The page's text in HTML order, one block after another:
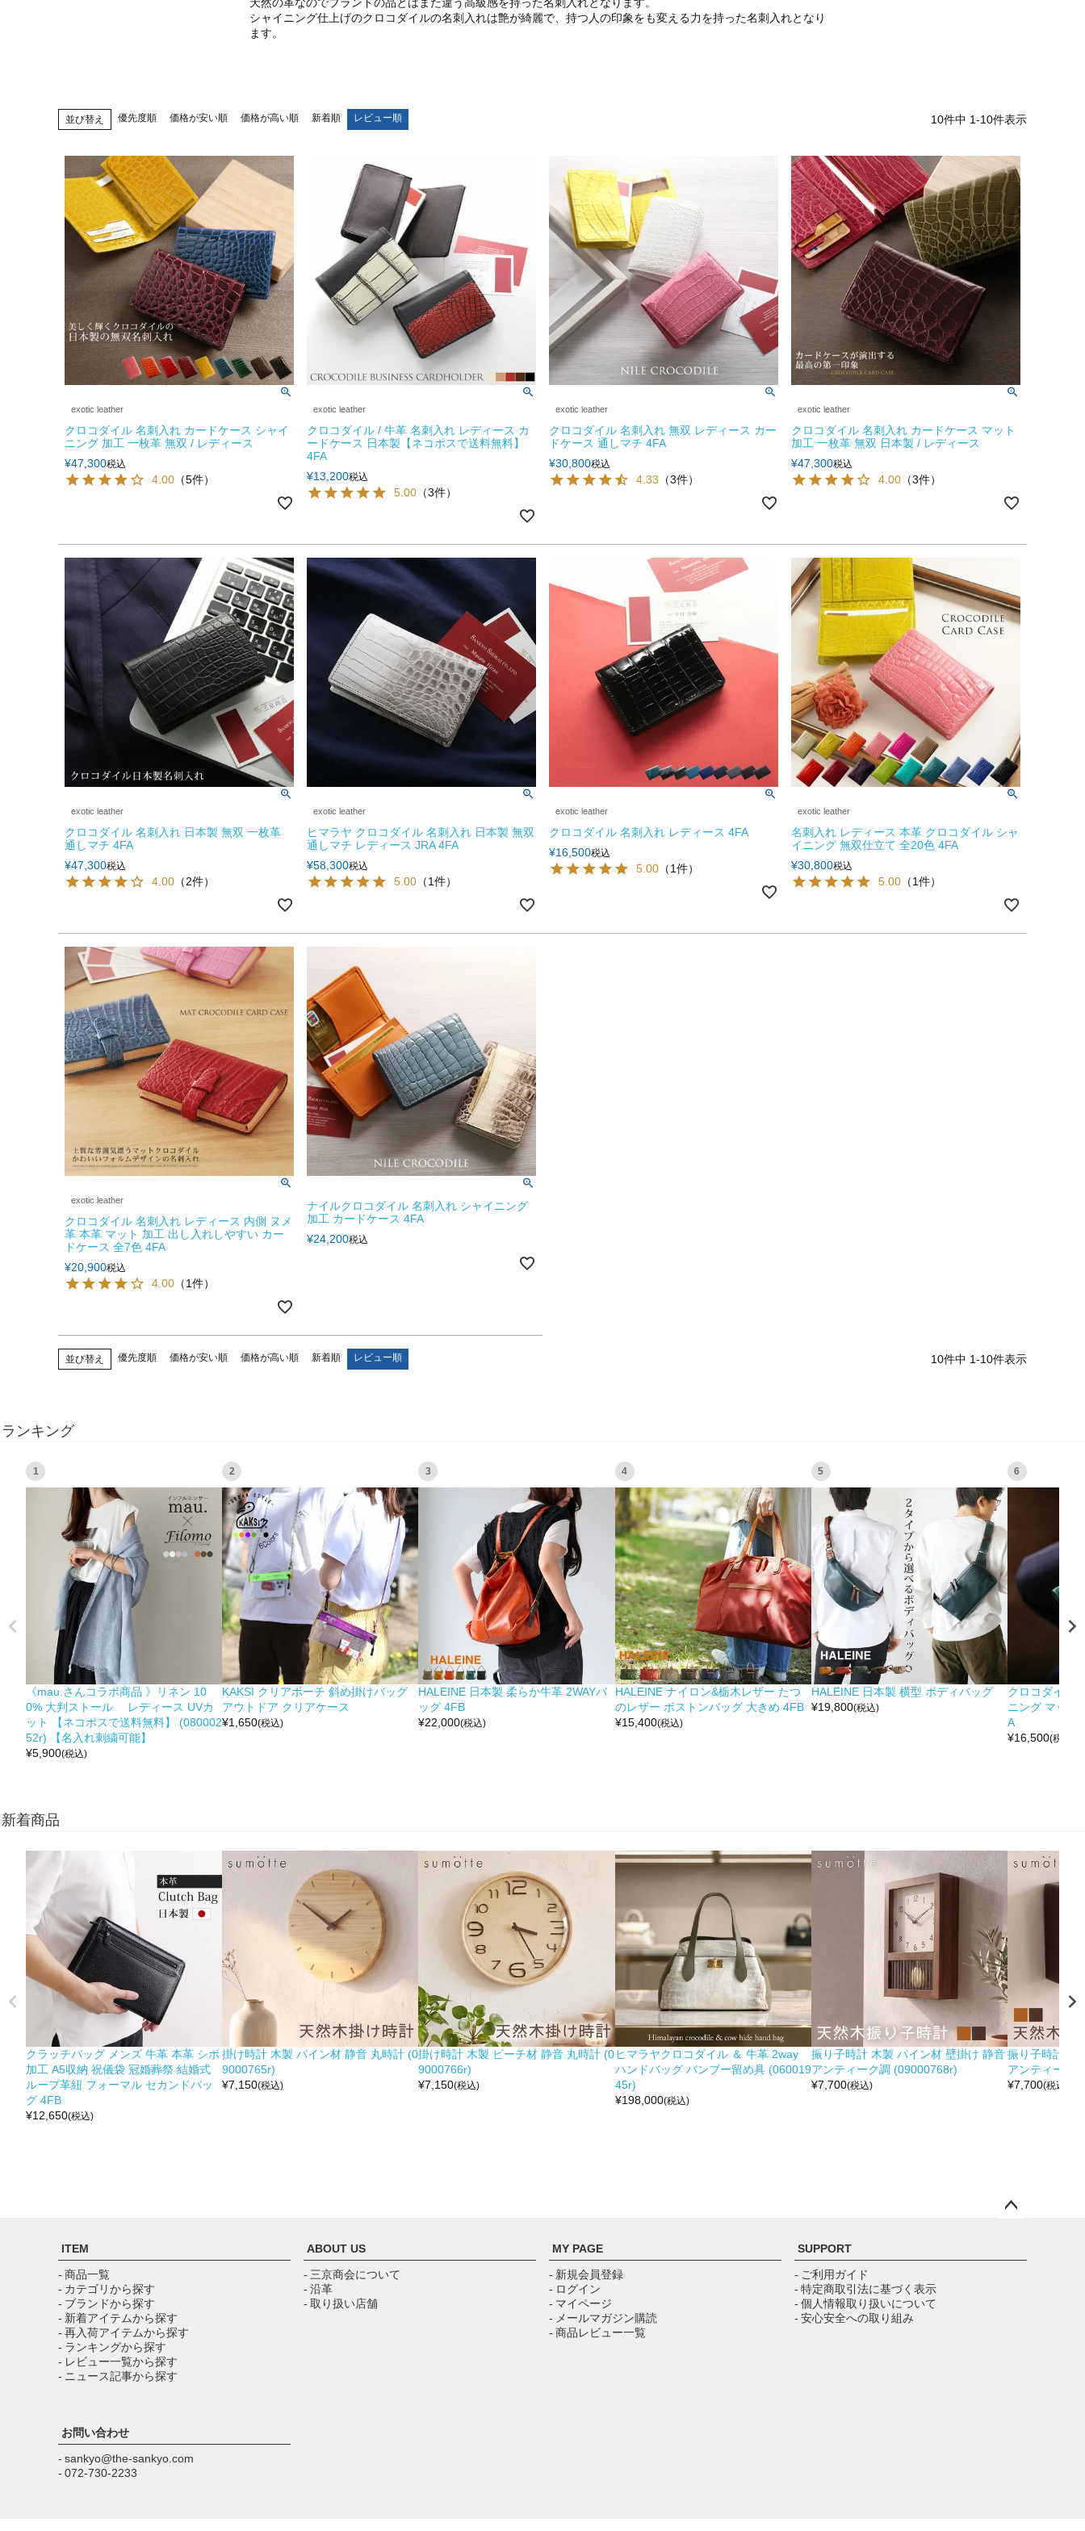
天然の革なのでブランドの品とはまた違う高級感を持った名刺入れとなります。
シャイニング仕上げのクロコダイルの名刺入れは艶が綺麗で、持つ人の印象をも変える力を持った名刺入れとなり
ます。
並び替え 優先度順 価格が安い順 価格が高い順 新着順 レビュー順 10件中 1-10件表示
exotic leather
クロコダイル 名刺入れ カードケース シャイ
ニング 加工 一枚革 無双 / レディース
¥47,300税込
4.00 （5件）
exotic leather
クロコダイル / 牛革 名刺入れ レディース カ
ードケース 日本製【ネコポスで送料無料】
4FA
¥13,200税込
5.00 （3件）
exotic leather
クロコダイル 名刺入れ 無双 レディース カー
ドケース 通しマチ 4FA
¥30,800税込
4.33 （3件）
exotic leather
クロコダイル 名刺入れ カードケース マット
加工 一枚革 無双 日本製 / レディース
¥47,300税込
4.00 （3件）
exotic leather
クロコダイル 名刺入れ 日本製 無双 一枚革
通しマチ 4FA
¥47,300税込
4.00 （2件）
exotic leather
ヒマラヤ クロコダイル 名刺入れ 日本製 無双
通しマチ レディース JRA 4FA
¥58,300税込
5.00 （1件）
exotic leather
クロコダイル 名刺入れ レディース 4FA
¥16,500税込
5.00 （1件）
exotic leather
名刺入れ レディース 本革 クロコダイル シャ
イニング 無双仕立て 全20色 4FA
¥30,800税込
5.00 （1件）
exotic leather
クロコダイル 名刺入れ レディース 内側 ヌメ
革 本革 マット 加工 出し入れしやすい カー
ドケース 全7色 4FA
¥20,900税込
4.00 （1件）
ナイルクロコダイル 名刺入れ シャイニング
加工 カードケース 4FA
¥24,200税込
並び替え 優先度順 価格が安い順 価格が高い順 新着順 レビュー順 10件中 1-10件表示
ランキング
1
《mau.さんコラボ商品 》リネン 10
0% 大判ストール レディース UVカ
ット 【ネコポスで送料無料】 (080002
52r) 【名入れ刺繍可能】
¥5,900(税込)
2
KAKSI クリアポーチ 斜め掛けバッグ
アウトドア クリアケース
¥1,650(税込)
3
HALEINE 日本製 柔らか牛革 2WAYバ
ッグ 4FB
¥22,000(税込)
4
HALEINE ナイロン&栃木レザー たつ
のレザー ボストンバッグ 大きめ 4FB
¥15,400(税込)
5
HALEINE 日本製 横型 ボディバッグ
¥19,800(税込)
6
クロコダイル
ニング マット
A
¥16,500(税込)
新着商品
クラッチバッグ メンズ 牛革 本革 シボ
加工 A5収納 祝儀袋 冠婚葬祭 結婚式
ループ革紐 フォーマル セカンドバッ
グ 4FB
¥12,650(税込)
掛け時計 木製 パイン材 静音 丸時計 (0
9000765r)
¥7,150(税込)
掛け時計 木製 ビーチ材 静音 丸時計 (0
9000766r)
¥7,150(税込)
ヒマラヤクロコダイル ＆ 牛革 2way
ハンドバッグ バンブー留め具 (060019
45r)
¥198,000(税込)
振り子時計 木製 パイン材 壁掛け 静音
アンティーク調 (09000768r)
¥7,700(税込)
振り子時計 木
アンティーク
¥7,700(税込)
ップ
ITEM
- 商品一覧
- カテゴリから探す
- ブランドから探す
- 新着アイテムから探す
- 再入荷アイテムから探す
- ランキングから探す
- レビュー一覧から探す
- ニュース記事から探す
ABOUT US
- 三京商会について
- 沿革
- 取り扱い店舗
MY PAGE
- 新規会員登録
- ログイン
- マイページ
- メールマガジン購読
- 商品レビュー一覧
SUPPORT
- ご利用ガイド
- 特定商取引法に基づく表示
- 個人情報取り扱いについて
- 安心安全への取り組み
お問い合わせ
- sankyo@the-sankyo.com
- 072-730-2233